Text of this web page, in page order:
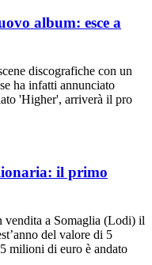
album: esce a
discografiche con un
ha infatti annunciato
'Higher', arriverà il pro
il primo
vendita a Somaglia (Lodi) il
del valore di 5
milioni di euro è andato